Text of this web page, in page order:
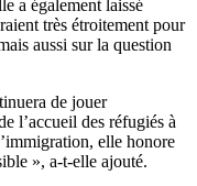
a également laissé
très étroitement pour
aussi sur la question
de jouer
l’accueil des réfugiés à
elle honore
», a-t-elle ajouté.